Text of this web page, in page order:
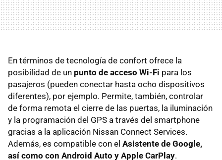
En términos de tecnología de confort ofrece la
posibilidad de un punto de acceso Wi-Fi para los
pasajeros (pueden conectar hasta ocho dispositivos
diferentes), por ejemplo. Permite, también, controlar
de forma remota el cierre de las puertas, la iluminación
y la programación del GPS a través del smartphone
gracias a la aplicación Nissan Connect Services.
Además, es compatible con el Asistente de Google,
así como con Android Auto y Apple CarPlay.